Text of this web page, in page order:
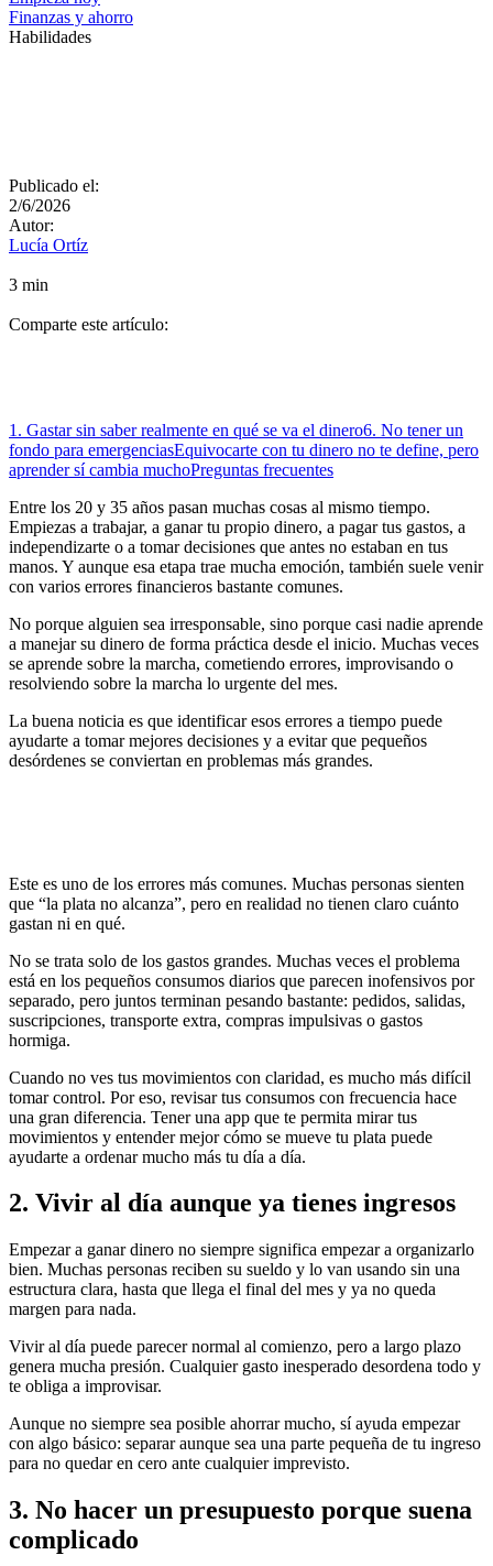
Finanzas y ahorro
Habilidades
Publicado el:
2/6/2026
Autor:
Lucía Ortíz
3 min
Comparte este artículo:
1. Gastar sin saber realmente en qué se va el dinero6. No tener un
fondo para emergenciasEquivocarte con tu dinero no te define, pero
aprender sí cambia muchoPreguntas frecuentes
Entre los 20 y 35 años pasan muchas cosas al mismo tiempo.
Empiezas a trabajar, a ganar tu propio dinero, a pagar tus gastos, a
independizarte o a tomar decisiones que antes no estaban en tus
manos. Y aunque esa etapa trae mucha emoción, también suele venir
con varios errores financieros bastante comunes.
No porque alguien sea irresponsable, sino porque casi nadie aprende
a manejar su dinero de forma práctica desde el inicio. Muchas veces
se aprende sobre la marcha, cometiendo errores, improvisando o
resolviendo sobre la marcha lo urgente del mes.
La buena noticia es que identificar esos errores a tiempo puede
ayudarte a tomar mejores decisiones y a evitar que pequeños
desórdenes se conviertan en problemas más grandes.
Este es uno de los errores más comunes. Muchas personas sienten
que “la plata no alcanza”, pero en realidad no tienen claro cuánto
gastan ni en qué.
No se trata solo de los gastos grandes. Muchas veces el problema
está en los pequeños consumos diarios que parecen inofensivos por
separado, pero juntos terminan pesando bastante: pedidos, salidas,
suscripciones, transporte extra, compras impulsivas o gastos
hormiga.
Cuando no ves tus movimientos con claridad, es mucho más difícil
tomar control. Por eso, revisar tus consumos con frecuencia hace
una gran diferencia. Tener una app que te permita mirar tus
movimientos y entender mejor cómo se mueve tu plata puede
ayudarte a ordenar mucho más tu día a día.
2. Vivir al día aunque ya tienes ingresos
Empezar a ganar dinero no siempre significa empezar a organizarlo
bien. Muchas personas reciben su sueldo y lo van usando sin una
estructura clara, hasta que llega el final del mes y ya no queda
margen para nada.
Vivir al día puede parecer normal al comienzo, pero a largo plazo
genera mucha presión. Cualquier gasto inesperado desordena todo y
te obliga a improvisar.
Aunque no siempre sea posible ahorrar mucho, sí ayuda empezar
con algo básico: separar aunque sea una parte pequeña de tu ingreso
para no quedar en cero ante cualquier imprevisto.
3. No hacer un presupuesto porque suena
complicado